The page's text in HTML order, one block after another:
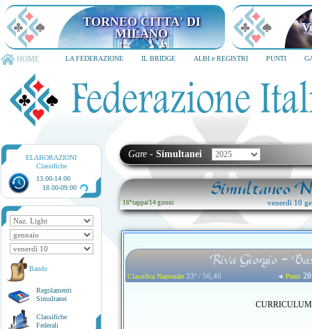
TORNEO CITTA' DI MILANO
6-8 dicembre 2026
HOME LA FEDERAZIONE IL BRIDGE ALBI e REGISTRI PUNTI
ELABORAZIONI
Classifiche
13.00-14.00
18.00-09.00
Bando
Regolamenti
Simultanei
Classifiche
Federali
Gare - Simultanei
Simultaneo
16ª tappa/14 gironi venerdì 10
Riva Giorgio -
Classifica Nazionale 33ª / 56,40 ◄ Punti 20
CURRICULUM